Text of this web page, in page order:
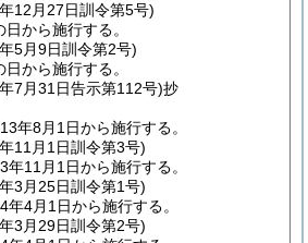
12月27日訓令第5号)
から施行する。
5月9日訓令第2号)
から施行する。
7月31日告示第112号)抄
年8月1日から施行する。
11月1日訓令第3号)
年11月1日から施行する。
3月25日訓令第1号)
年4月1日から施行する。
3月29日訓令第2号)